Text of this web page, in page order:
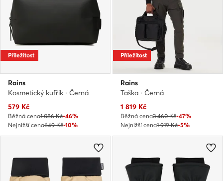
Příležitost
Rains
Kosmetický kufřík · Černá
Aktuální cena
579 Kč
Běžná cena1 086 Kč-46%
Nejnižší cena649 Kč-10%
Příležitost
Rains
Taška · Černá
Aktuální cena
1 819 Kč
Běžná cena3 460 Kč-47%
Nejnižší cena1 919 Kč-5%